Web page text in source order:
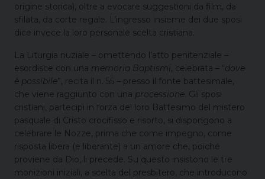
origine storica), oltre a evocare suggestioni da film, da
sfilata, da corte regale. L’ingresso insieme dei due sposi
dice invece la loro personale scelta cristiana.
La Liturgia nuziale – omettendo l’atto penitenziale –
esordisce con una memoria Baptismi, celebrata – “dove
è possibile ”, recita il n. 55 – presso il fonte battesimale,
che viene raggiunto con una processione . Gli sposi
cristiani, partecipi in forza del loro Battesimo del mistero
pasquale di Cristo crocifisso e risorto, si dispongono a
celebrare le Nozze, prima che come impegno, come
risposta libera (e liberante) a un amore che, poiché
proviene da Dio, li precede. Su questo insistono le tre
monizioni iniziali, a scelta del presbitero, che introducono